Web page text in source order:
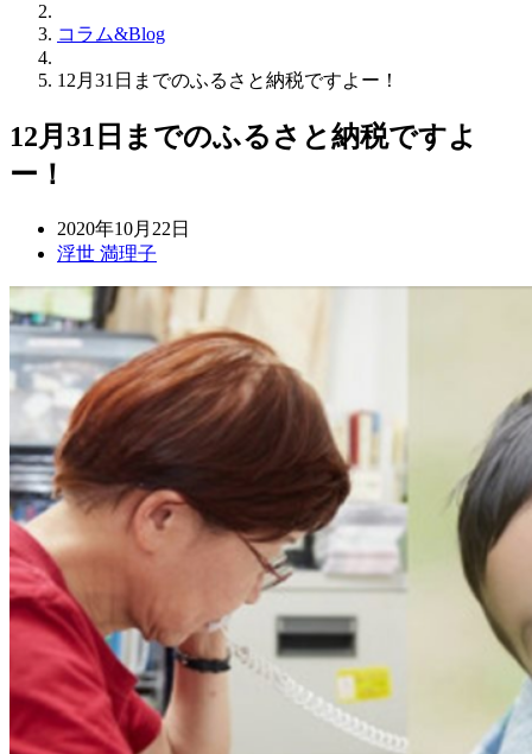
コラム&Blog
12月31日までのふるさと納税ですよー！
12月31日までのふるさと納税ですよ
ー！
2020年10月22日
浮世 満理子